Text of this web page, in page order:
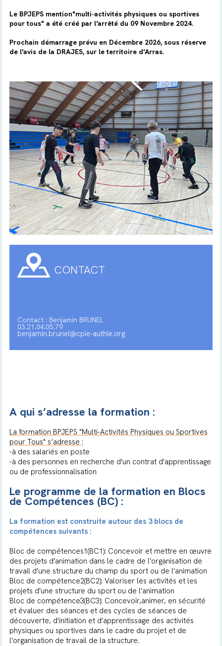
Le BPJEPS mention"multi-activités physiques ou sportives
pour tous" a été créé par l'arrêté du 09 Novembre 2024.
Prochain démarrage prévu en Décembre 2026, sous réserve
de l'avis de la DRAJES, sur le territoire d'Arras.
CONTACT
Contact : Benjamin BRUNEL
03.21.04.05.79
benjamin.brunel@cpie-authie.org
A qui s’adresse la formation :
La formation BPJEPS "Multi-Activités Physiques ou Sportives
pour Tous" s’adresse :
-à des salariés en poste
-à des personnes en recherche d'un contrat d'apprentissage
ou de professionnalisation
Le programme de la formation en Blocs
de Compétences (BC) :
La formation est construite autour des 3 blocs de
compétences suivants :
Bloc de compétences1(BC1): Concevoir et mettre en œuvre
des projets d'animation dans le cadre de l'organisation de
travail d'une structure du champ du sport ou de l'animation
Bloc de compétence2(BC2): Valoriser les activités et les
projets d'une structure du sport ou de l'animation
Bloc de compétence3(BC3): Concevoir,animer, en sécurité
et évaluer des séances et des cycles de séances de
découverte, d'initiation et d'apprentissage des activités
physiques ou sportives dans le cadre du projet et de
l'organisation de travail de la structure.